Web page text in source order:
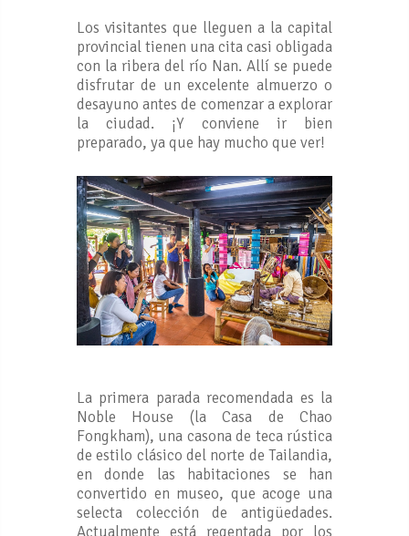
Los visitantes que lleguen a la capital
provincial tienen una cita casi obligada
con la ribera del río Nan. Allí se puede
disfrutar de un excelente almuerzo o
desayuno antes de comenzar a explorar
la ciudad. ¡Y conviene ir bien
preparado, ya que hay mucho que ver!
La primera parada recomendada es la
Noble House (la Casa de Chao
Fongkham), una casona de teca rústica
de estilo clásico del norte de Tailandia,
en donde las habitaciones se han
convertido en museo, que acoge una
selecta colección de antigüedades.